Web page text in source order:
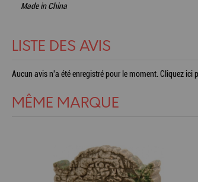
Made in China
LISTE DES AVIS
Aucun avis n'a été enregistré pour le moment. Cliquez ici
MÊME MARQUE